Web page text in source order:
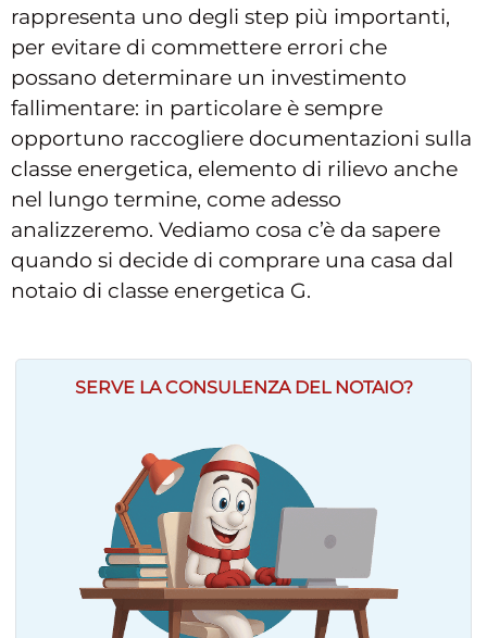
rappresenta uno degli step più importanti,
per evitare di commettere errori che
possano determinare un investimento
fallimentare: in particolare è sempre
opportuno raccogliere documentazioni sulla
classe energetica, elemento di rilievo anche
nel lungo termine, come adesso
analizzeremo. Vediamo cosa c’è da sapere
quando si decide di comprare una casa dal
notaio di classe energetica G.
SERVE LA CONSULENZA DEL NOTAIO?